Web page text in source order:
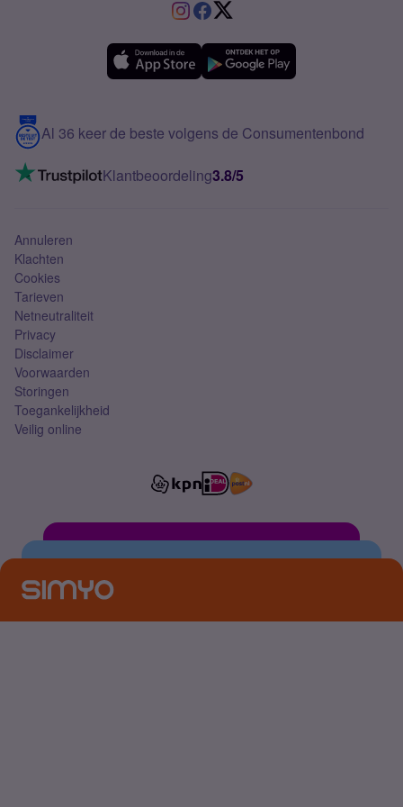
Verschil Prepaid en Sim Only
Meerdere nummers
5G internet
Mobiel internet
Mobiel abonnement
Contact
VoLTE 4G bellen
Al 36 keer de beste volgens de Consumentenbond
Klantbeoordeling3.8/5
Annuleren
Klachten
Cookies
Tarieven
Netneutraliteit
Privacy
Disclaimer
Voorwaarden
Storingen
Toegankelijkheid
Veilig online